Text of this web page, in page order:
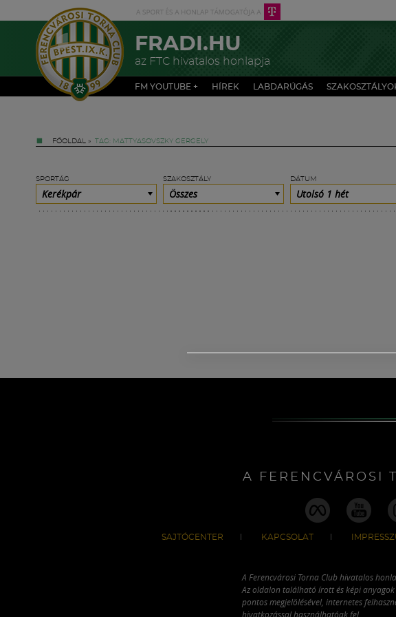
FRADI.HU
az FTC hivatalos honlapja
FM YOUTUBE + HÍREK LABDARÚGÁS
FŐOLDAL » TAG: MATTYASOVSZKY GERGELY
SPORTÁG
Kerékpár
SZAKOSZTÁLY
Összes
DÁTUM
Utolsó 1 hét
A FERENCVÁROSI
SAJTÓCENTER KAPCSOLAT
A Ferencvárosi Torna Club hivatalos
Az oldalon található írott és képi
pontos megjelölésével, internetes
hivatkozással használhatóak fel.